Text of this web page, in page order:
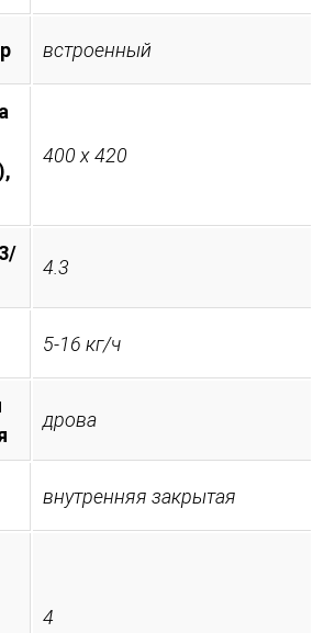
встроенный
400 х 420
4.3
5-16 кг/ч
дрова
внутренняя закрытая
4